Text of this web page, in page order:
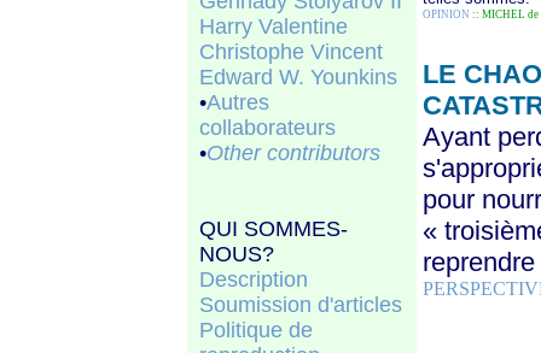
Harry Valentine
Christophe Vincent
Edward W. Younkins
•Autres
collaborateurs
•Other contributors
QUI SOMMES-
NOUS?
Description
Soumission d'articles
Politique de
OPINION :: MICHEL de
LE
Ayant
pour
«